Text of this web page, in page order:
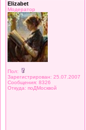
Elizabet
Модератор
Пол:
Зарегистрирован: 25.07.2007
Сообщения: 8326
Откуда: поДМосквой